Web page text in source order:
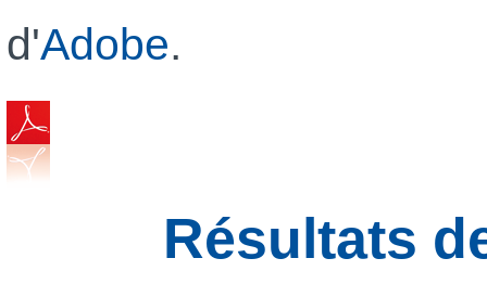
d'Adobe.
Résultats